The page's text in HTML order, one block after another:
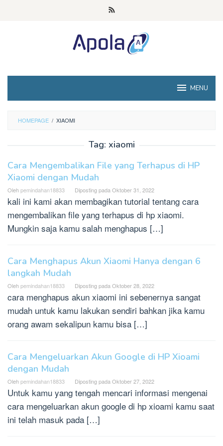
MENU
HOMEPAGE / XIAOMI
Tag: xiaomi
Cara Mengembalikan File yang Terhapus di HP
Xiaomi dengan Mudah
Olehpemindahan18833 Diposting pada Oktober 31, 2022
kali ini kami akan membagikan tutorial tentang cara
mengembalikan file yang terhapus di hp xiaomi.
Mungkin saja kamu salah menghapus […]
Cara Menghapus Akun Xiaomi Hanya dengan 6
langkah Mudah
Olehpemindahan18833 Diposting pada Oktober 28, 2022
cara menghapus akun xiaomi ini sebenernya sangat
mudah untuk kamu lakukan sendiri bahkan jika kamu
orang awam sekalipun kamu bisa […]
Cara Mengeluarkan Akun Google di HP Xioami
dengan Mudah
Olehpemindahan18833 Diposting pada Oktober 27, 2022
Untuk kamu yang tengah mencari informasi mengenai
cara mengeluarkan akun google di hp xioami kamu saat
ini telah masuk pada […]